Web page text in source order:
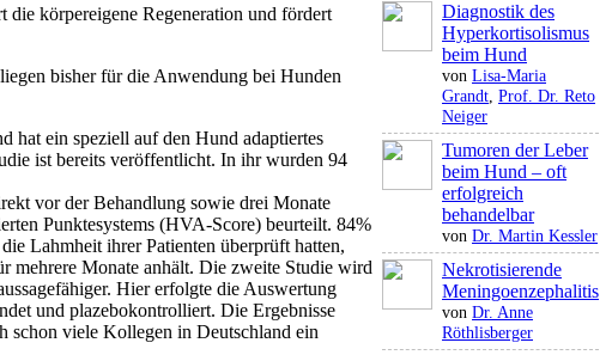
die körpereigene Regeneration und fördert
bisher für die ­Anwendung bei Hunden
hat ein speziell auf den Hund adaptiertes
ist bereits veröffent­licht. In ihr wurden 94
vor der Behandlung sowie drei Monate
Punktesystems (HVA-Score) beurteilt. 84%
Lahmheit ihrer Patienten überprüft hatten,
mehrere Monate anhält. Die zweite Studie wird
Hier erfolgte die Auswertung
und plazebokontrolliert. Die Ergebnisse
schon viele Kollegen in Deutschland ein
Diagnostik des
Hyperkortisolismus
beim Hund
von Lisa-Maria
Grandt, Prof. Dr. Reto
Neiger
Tumoren der Leber
beim Hund – oft
erfolgreich
behandelbar
von Dr. Martin Kessler
Nekrotisierende
Meningoenzephalitis
von Dr. Anne
Röthlisberger